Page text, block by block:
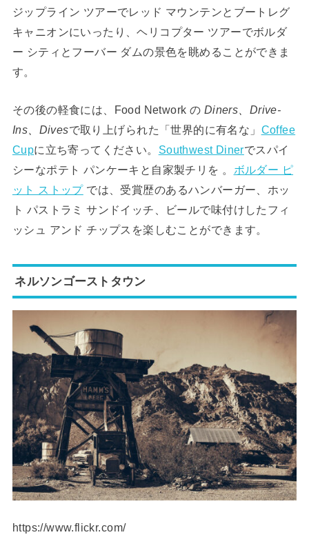
ジップライン ツアーでレッド マウンテンとブートレグ
キャニオンにいったり、ヘリコプター ツアーでボルダ
ー シティとフーバー ダムの景色を眺めることができま
す。
その後の軽食には、Food Network の Diners、Drive-
Ins、Divesで取り上げられた「世界的に有名な」 Coffee
Cupに立ち寄ってください。 Southwest Dinerでスパイ
シーなポテト パンケーキと自家製チリを 。 ボルダー ピ
ット ストップでは、受賞歴のあるハンバーガー、ホッ
ト パストラミ サンドイッチ、ビールで味付けしたフィ
ッシュ アンド チップスを楽しむことができます。
ネルソンゴーストタウン
https://www.flickr.com/